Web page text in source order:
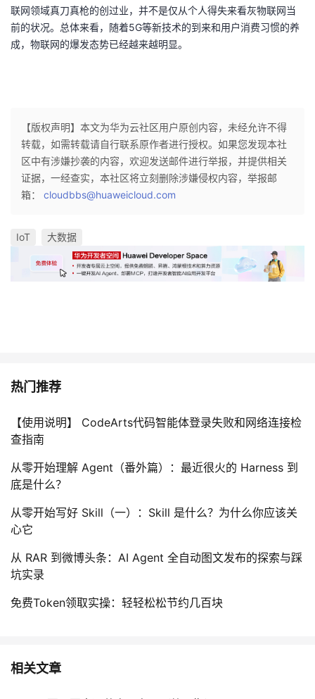
联网领域真刀真枪的创过业，并不是仅从个人得失来看灰物联网当
前的状况。总体来看，随着5G等新技术的到来和用户消费习惯的养
成，物联网的爆发态势已经越来越明显。
【版权声明】本文为华为云社区用户原创内容，未经允许不得
转载，如需转载请自行联系原作者进行授权。如果您发现本社
区中有涉嫌抄袭的内容，欢迎发送邮件进行举报，并提供相关
证据，一经查实，本社区将立刻删除涉嫌侵权内容，举报邮
箱： cloudbbs@huaweicloud.com
IoT 大数据
热门推荐
【使用说明】 CodeArts代码智能体登录失败和网络连接检
查指南
从零开始理解 Agent（番外篇）：最近很火的 Harness 到
底是什么？
从零开始写好 Skill（一）：Skill 是什么？为什么你应该关
心它
从 RAR 到微博头条：AI Agent 全自动图文发布的探索与踩
坑实录
免费Token领取实操：轻轻松松节约几百块
相关文章